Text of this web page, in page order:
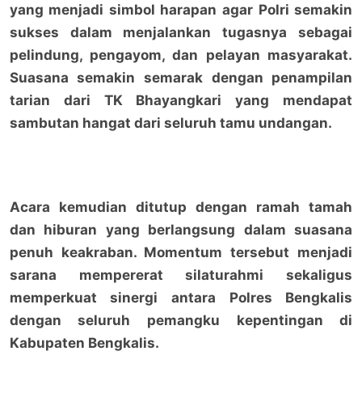
yang menjadi simbol harapan agar Polri semakin
sukses dalam menjalankan tugasnya sebagai
pelindung, pengayom, dan pelayan masyarakat.
Suasana semakin semarak dengan penampilan
tarian dari TK Bhayangkari yang mendapat
sambutan hangat dari seluruh tamu undangan.
Acara kemudian ditutup dengan ramah tamah
dan hiburan yang berlangsung dalam suasana
penuh keakraban. Momentum tersebut menjadi
sarana mempererat silaturahmi sekaligus
memperkuat sinergi antara Polres Bengkalis
dengan seluruh pemangku kepentingan di
Kabupaten Bengkalis.